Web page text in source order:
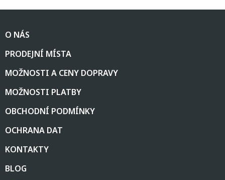
Z
pO NÁS
PRODEJNÍ MÍSTA
MOŽNOSTI A CENY DOPRAVY
MOŽNOSTI PLATBY
OBCHODNÍ PODMÍNKY
OCHRANA DAT
KONTAKTY
BLOG